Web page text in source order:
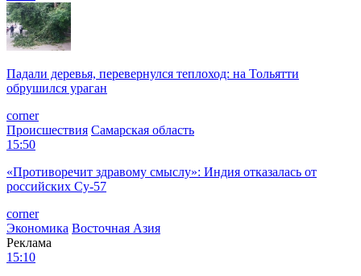
Падали деревья, перевернулся теплоход: на Тольятти
обрушился ураган
corner
Происшествия Самарская область
15:50
«Противоречит здравому смыслу»: Индия отказалась от
российских Су-57
corner
Экономика Восточная Азия
Реклама
15:10